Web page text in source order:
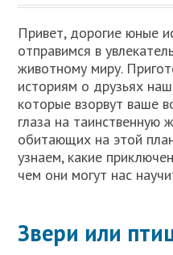
Привет, дорогие юные
отправимся в
животному миру.
историям о друзьях
которые взорвут ваше
глаза на таинственную
обитающих на этой
узнаем, какие
чем они могут нас
Звери или